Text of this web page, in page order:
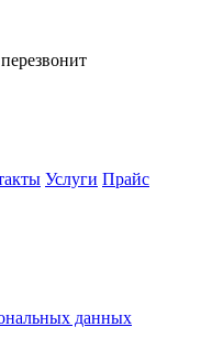
Услуги Прайс
данных